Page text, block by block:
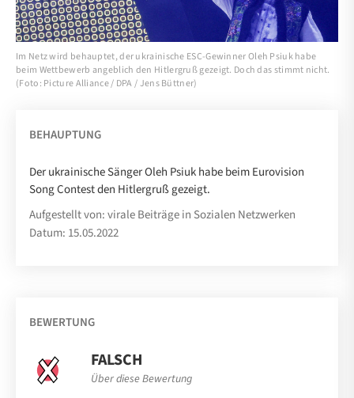
Im Netz wird behauptet, der ukrainische ESC-Gewinner Oleh Psiuk habe
beim Wettbewerb angeblich den Hitlergruß gezeigt. Doch das stimmt nicht.
(Foto: Picture Alliance / DPA / Jens Büttner)
BEHAUPTUNG
Der ukrainische Sänger Oleh Psiuk habe beim Eurovision
Song Contest den Hitlergruß gezeigt.
Aufgestellt von: virale Beiträge in Sozialen Netzwerken
Datum: 15.05.2022
BEWERTUNG
FALSCH
Über diese Bewertung